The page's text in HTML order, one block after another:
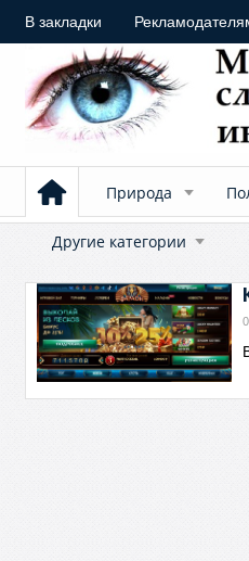
В закладки
Природа
Другие категории